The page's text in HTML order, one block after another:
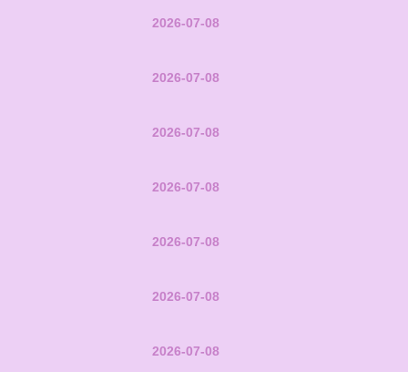
2026-07-08
2026-07-08
2026-07-08
2026-07-08
2026-07-08
2026-07-08
2026-07-08